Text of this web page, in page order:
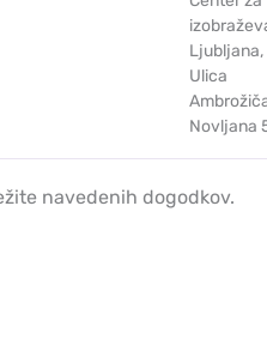
Ljubljana,
Ulica
Novljana
navedenih dogodkov.